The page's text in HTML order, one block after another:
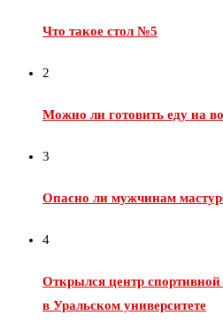
Что такое стол №5
2
Можно ли готовить еду на
3
Опасно ли мужчинам
4
Открылся центр
в Уральском университете